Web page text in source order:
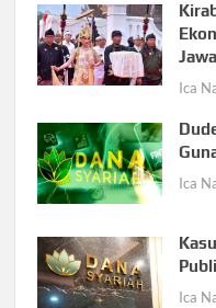
Ica
Ica
Ica